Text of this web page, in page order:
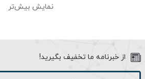
محیط ها نقش داشته باشد. در ساختار آن
استفاده شده است و عملکرد آن به گونه ای
نمایش بیش‌تر
از خبرنامه ما تخفیف بگیرید!